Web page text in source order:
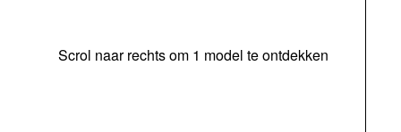
Scrol naar rechts om 1 model te ontdekken